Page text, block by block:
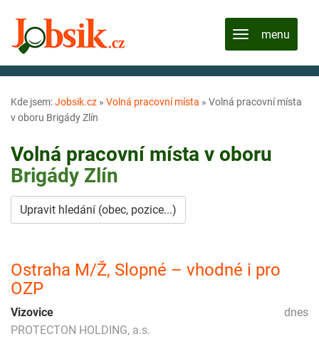
Kde jsem:Jobsik.cz » Volná pracovní místa » Volná pracovní místa
v oboru Brigády Zlín
Volná pracovní místa v oboru
Brigády Zlín
Upravit hledání (obec, pozice...)
Ostraha M/Ž, Slopné – vhodné i pro
OZP
dnes
Vizovice
PROTECTON HOLDING, a.s.